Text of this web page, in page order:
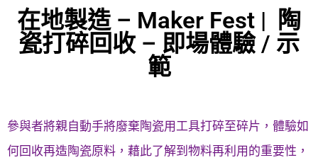
在地製造 – Maker Fest | 陶
瓷打碎回收 – 即場體驗 / 示
範
參與者將親自動手將廢棄陶瓷用工具打碎至碎片，體驗如
何回收再造陶瓷原料，藉此了解到物料再利用的重要性，